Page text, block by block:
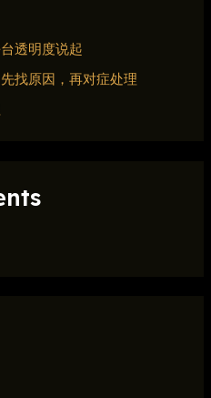
透明度说起
找原因，再对症处理